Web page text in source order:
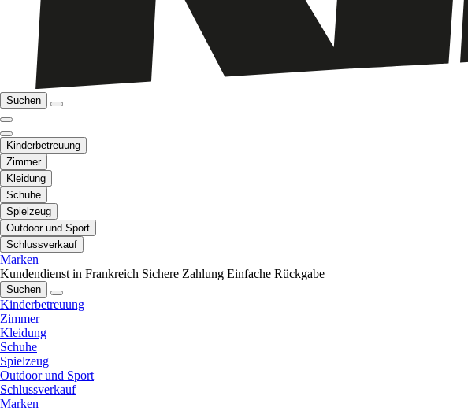
Suchen
Kinderbetreuung
Zimmer
Kleidung
Schuhe
Spielzeug
Outdoor und Sport
Schlussverkauf
Marken
Kundendienst in Frankreich Sichere Zahlung Einfache Rückgabe
Suchen
Kinderbetreuung
Zimmer
Kleidung
Schuhe
Spielzeug
Outdoor und Sport
Schlussverkauf
Marken